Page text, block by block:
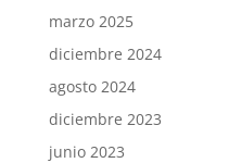
marzo 2025
diciembre 2024
agosto 2024
diciembre 2023
junio 2023